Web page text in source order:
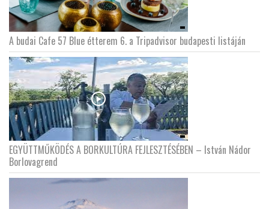
A budai Cafe 57 Blue étterem 6. a Tripadvisor budapesti listáján
EGYÜTTMŰKÖDÉS A BORKULTÚRA FEJLESZTÉSÉBEN – István Nádor
Borlovagrend